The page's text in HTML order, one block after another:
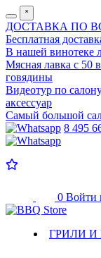
˟
ДОСТАВКА ПО
Бесплатная
В нашей винотеке
Мясная лавка с 50
говядины
Видеотур по
аксессуар
Самый большой
8 495
0 Войти
ГРИЛИ И